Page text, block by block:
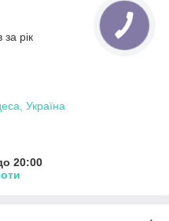
за рік
Україна
20:00